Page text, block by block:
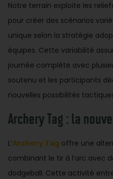
Notre terrain exploite les
pour créer des scénarios
unique selon la stratégie
équipes. Cette variabilité
journée complète avec
soutenu et les participants
nouvelles possibilités
Archery Tag : la
L’Archery Tag offre une
combinant le tir à l’arc avec
dodgeball. Cette activité